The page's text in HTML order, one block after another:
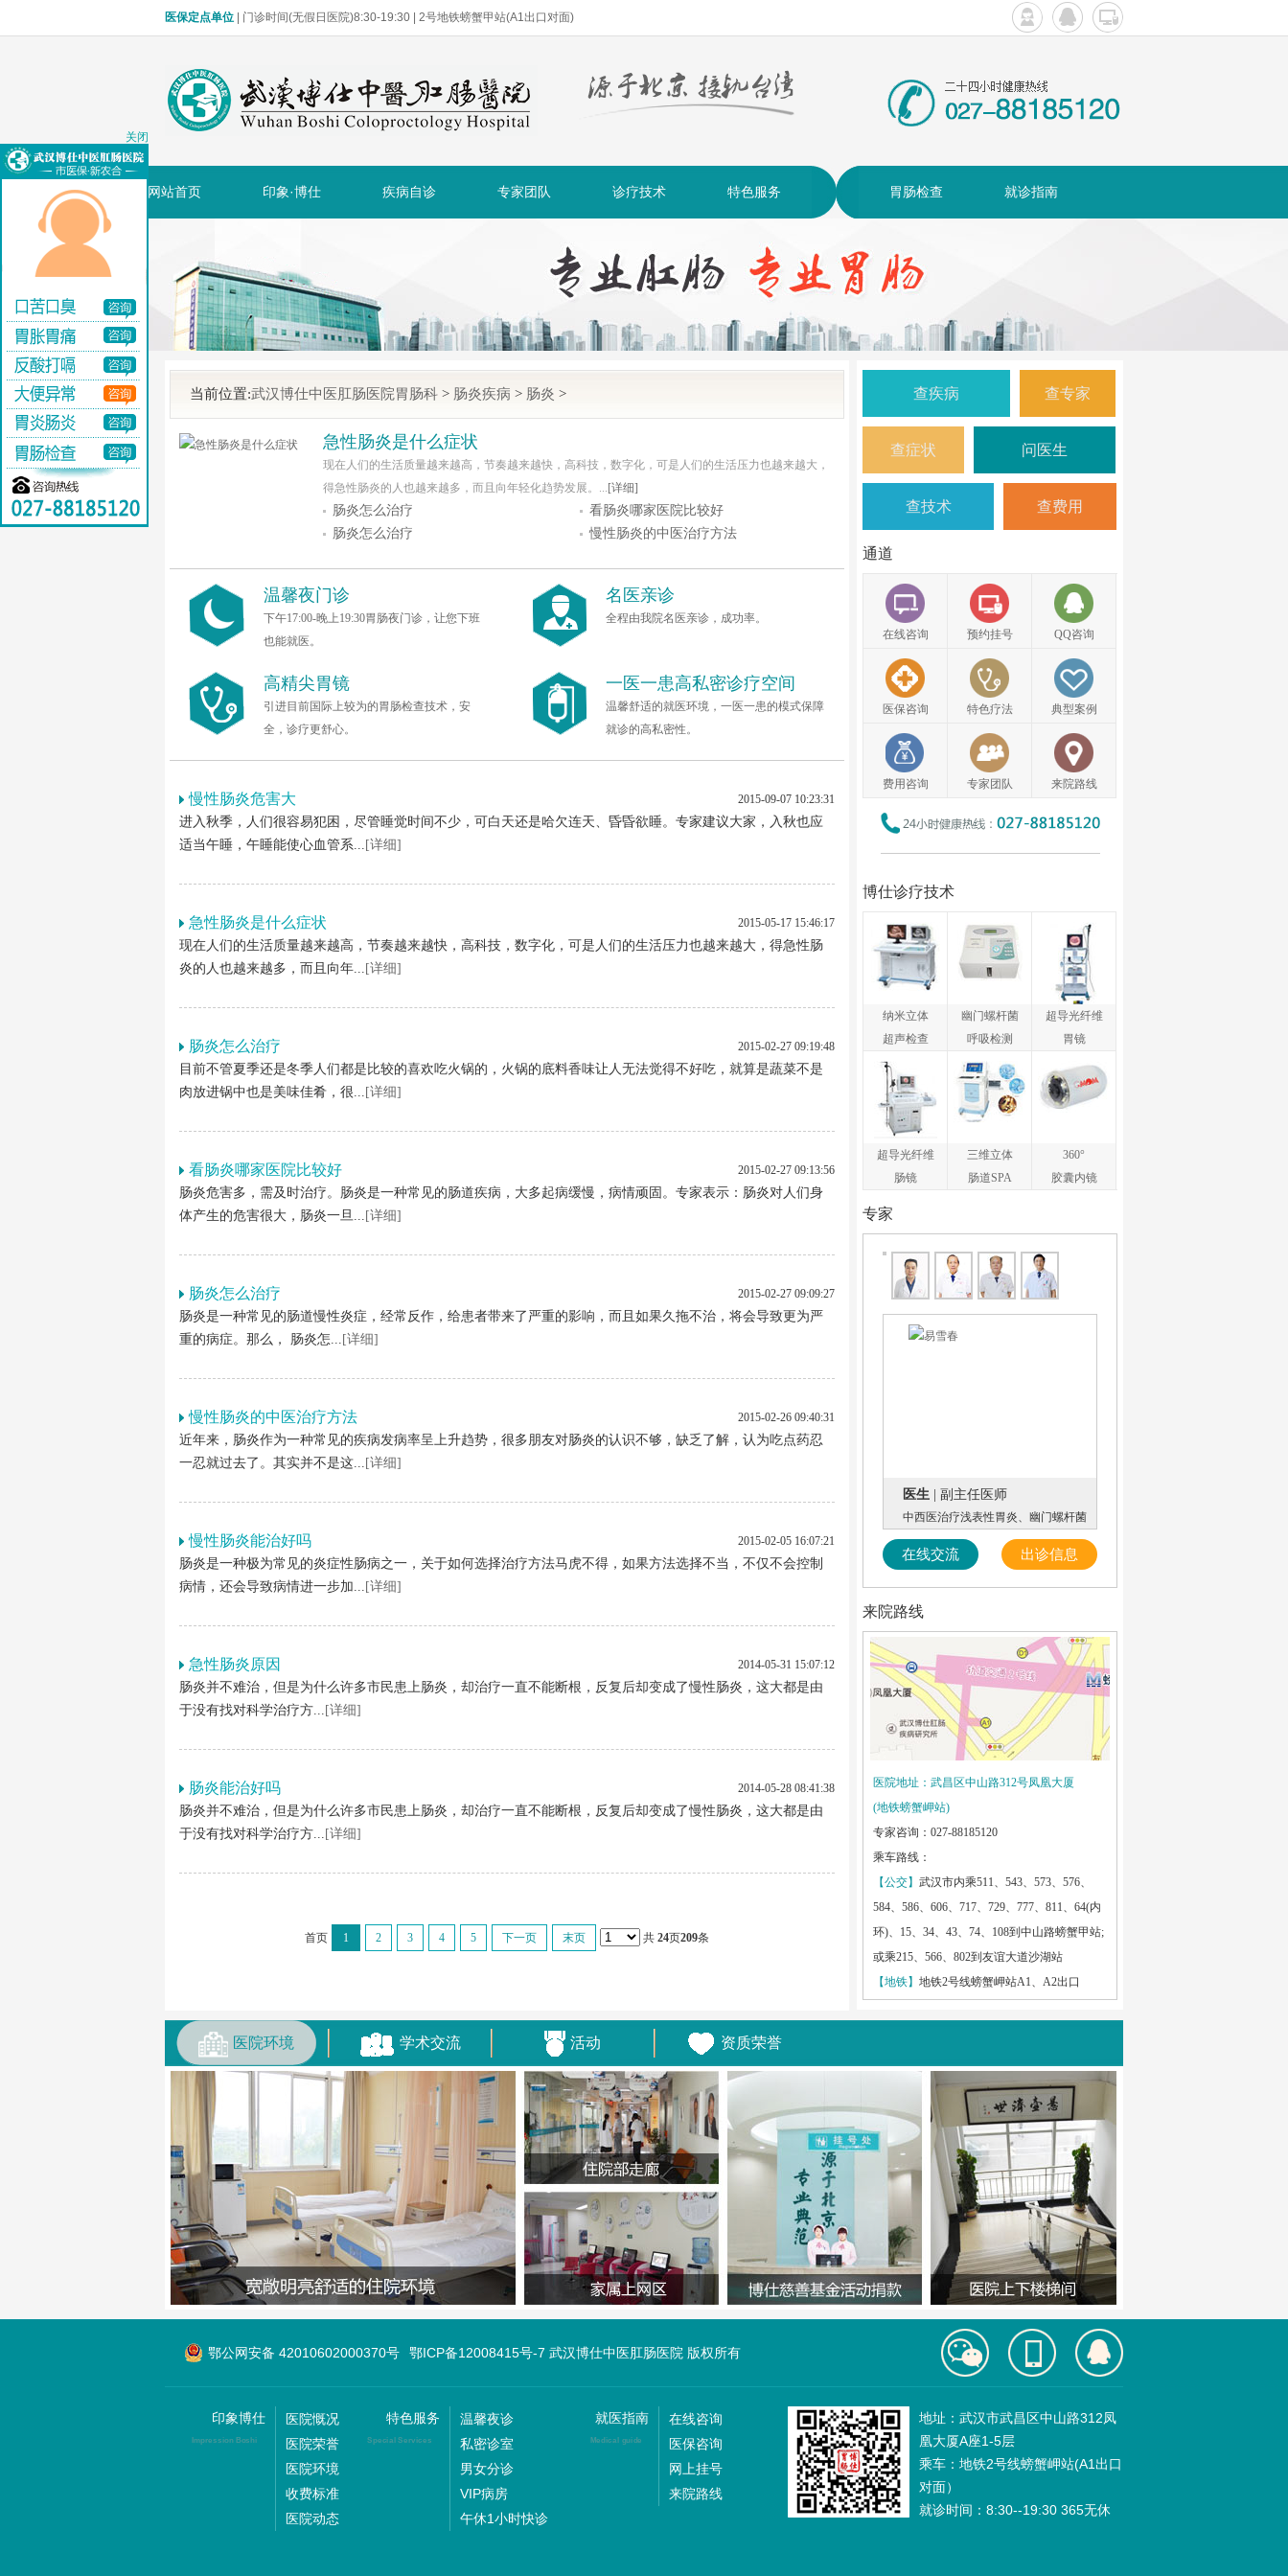
医保定点单位 | 门诊时间(无假日医院)8:30-19:30 | 2号地铁螃蟹甲站(A1出口对面)
网站首页 印象·博仕 疾病自诊 专家团队 诊疗技术 特色服务 胃肠检查 就诊指南
当前位置:武汉博仕中医肛肠医院胃肠科 > 肠炎疾病 > 肠炎 >
急性肠炎是什么症状
现在人们的生活质量越来越高，节奏越来越快，高科技，数字化，可是人们的生活压力也越来越大，
得急性肠炎的人也越来越多，而且向年轻化趋势发展。... [详细]
肠炎怎么治疗
看肠炎哪家医院比较好
肠炎怎么治疗
慢性肠炎的中医治疗方法
温馨夜门诊
下午17:00-晚上19:30胃肠夜门诊，让您下班
也能就医。
名医亲诊
全程由我院名医亲诊，成功率。
高精尖胃镜
引进目前国际上较为的胃肠检查技术，安
全，诊疗更舒心。
一医一患高私密诊疗空间
温馨舒适的就医环境，一医一患的模式保障
就诊的高私密性。
2015-09-07 10:23:31
慢性肠炎危害大
进入秋季，人们很容易犯困，尽管睡觉时间不少，可白天还是哈欠连天、昏昏欲睡。专家建议大家，入秋也应
适当午睡，午睡能使心血管系... [详细]
2015-05-17 15:46:17
急性肠炎是什么症状
现在人们的生活质量越来越高，节奏越来越快，高科技，数字化，可是人们的生活压力也越来越大，得急性肠
炎的人也越来越多，而且向年... [详细]
2015-02-27 09:19:48
肠炎怎么治疗
目前不管夏季还是冬季人们都是比较的喜欢吃火锅的，火锅的底料香味让人无法觉得不好吃，就算是蔬菜不是
肉放进锅中也是美味佳肴，很... [详细]
2015-02-27 09:13:56
看肠炎哪家医院比较好
肠炎危害多，需及时治疗。肠炎是一种常见的肠道疾病，大多起病缓慢，病情顽固。专家表示：肠炎对人们身
体产生的危害很大，肠炎一旦... [详细]
2015-02-27 09:09:27
肠炎怎么治疗
肠炎是一种常见的肠道慢性炎症，经常反作，给患者带来了严重的影响，而且如果久拖不治，将会导致更为严
重的病症。那么， 肠炎怎... [详细]
2015-02-26 09:40:31
慢性肠炎的中医治疗方法
近年来，肠炎作为一种常见的疾病发病率呈上升趋势，很多朋友对肠炎的认识不够，缺乏了解，认为吃点药忍
一忍就过去了。其实并不是这... [详细]
2015-02-05 16:07:21
慢性肠炎能治好吗
肠炎是一种极为常见的炎症性肠病之一，关于如何选择治疗方法马虎不得，如果方法选择不当，不仅不会控制
病情，还会导致病情进一步加... [详细]
2014-05-31 15:07:12
急性肠炎原因
肠炎并不难治，但是为什么许多市民患上肠炎，却治疗一直不能断根，反复后却变成了慢性肠炎，这大都是由
于没有找对科学治疗方... [详细]
2014-05-28 08:41:38
肠炎能治好吗
肠炎并不难治，但是为什么许多市民患上肠炎，却治疗一直不能断根，反复后却变成了慢性肠炎，这大都是由
于没有找对科学治疗方... [详细]
首页 1 2 3 4 5 下一页 末页 共 24页209条
查疾病 查专家
查症状 问医生
查技术 查费用
通道
在线咨询 预约挂号 QQ咨询
医保咨询 特色疗法 典型案例
费用咨询 专家团队 来院路线
博仕诊疗技术
纳米立体
超声检查
幽门螺杆菌
呼吸检测
超导光纤维
胃镜
超导光纤维
肠镜
三维立体
肠道SPA
360°
胶囊内镜
专家
医生 | 副主任医师
中西医治疗浅表性胃炎、幽门螺杆菌
在线交流 出诊信息
来院路线
医院地址：武昌区中山路312号凤凰大厦
(地铁螃蟹岬站)
专家咨询：027-88185120
乘车路线：
【公交】 武汉市内乘511、543、573、576、
584、586、606、717、729、777、811、64(内
环)、15、34、43、74、108到中山路螃蟹甲站;
或乘215、566、802到友谊大道沙湖站
【地铁】 地铁2号线螃蟹岬站A1、A2出口
医院环境 学术交流 活动 资质荣誉
鄂公网安备 42010602000370号 鄂ICP备12008415号-7 武汉博仕中医肛肠医院 版权所有
印象博仕
Impression Boshi
医院慨况
医院荣誉
医院环境
收费标准
医院动态
特色服务
Special Services
温馨夜诊
私密诊室
男女分诊
VIP病房
午休1小时快诊
就医指南
Medical guide
在线咨询
医保咨询
网上挂号
来院路线
地址：武汉市武昌区中山路312凤
凰大厦A座1-5层
乘车：地铁2号线螃蟹岬站(A1出口
对面）
就诊时间：8:30--19:30 365无休
关闭